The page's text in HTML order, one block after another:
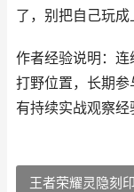
了，别把自己玩成
作者经验说明：
打野位置，长期参
有持续实战观察经
王者荣耀灵隐刻